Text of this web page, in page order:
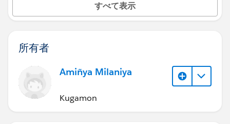
すべて表示
所有者
Amiñya Milaniya
Kugamon